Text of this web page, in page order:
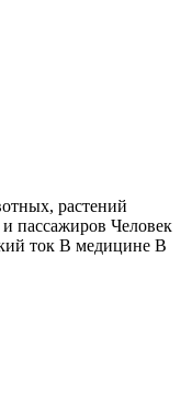
растений
пассажиров Человек
ток В медицине В